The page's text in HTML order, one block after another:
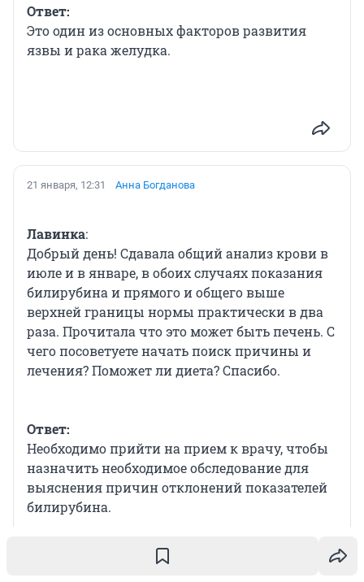
Ответ:
Это один из основных факторов развития
язвы и рака желудка.
21 января, 12:31 Анна Богданова
Лавинка:
Добрый день! Сдавала общий анализ крови в
июле и в январе, в обоих случаях показания
билирубина и прямого и общего выше
верхней границы нормы практически в два
раза. Прочитала что это может быть печень. С
чего посоветуете начать поиск причины и
лечения? Поможет ли диета? Спасибо.
Ответ:
Необходимо прийти на прием к врачу, чтобы
назначить необходимое обследование для
выяснения причин отклонений показателей
билирубина.